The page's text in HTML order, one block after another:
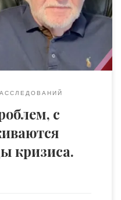
или
этом интервью мы
как часто
жертвами […]
с
кризиса.